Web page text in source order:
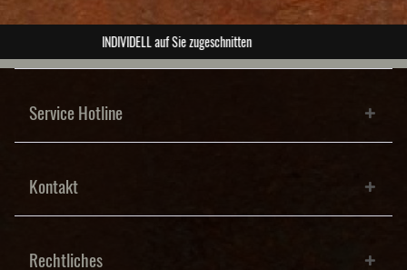
ABSOLUTE Unikate
Service Hotline
Kontakt
Rechtliches